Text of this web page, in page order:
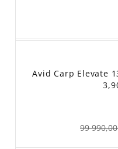
Avid Carp Elevate
99